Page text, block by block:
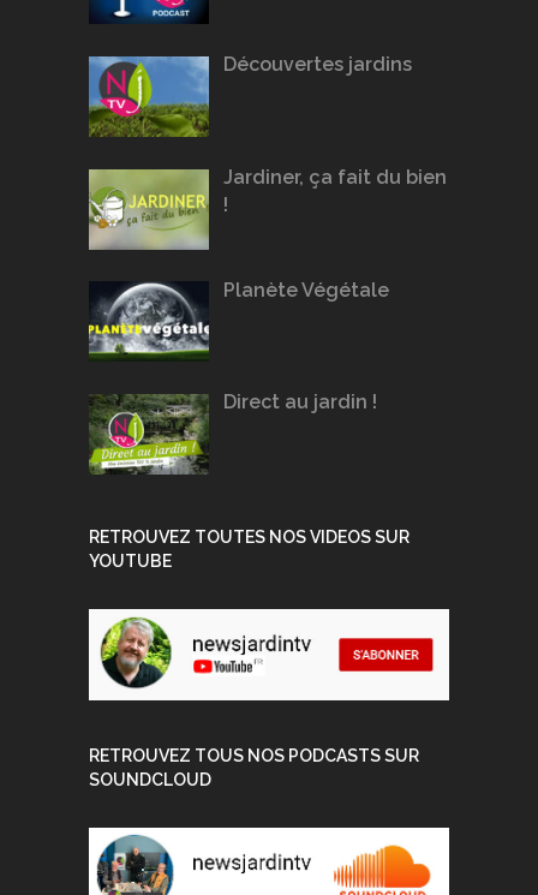
Découvertes jardins
Jardiner, ça fait du bien
!
Planète Végétale
Direct au jardin !
RETROUVEZ TOUTES NOS VIDEOS SUR
YOUTUBE
RETROUVEZ TOUS NOS PODCASTS SUR
SOUNDCLOUD